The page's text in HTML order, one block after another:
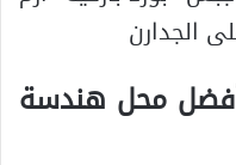
الجدارن
أفضل محل هندسة